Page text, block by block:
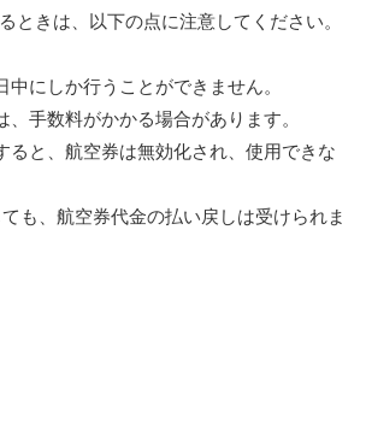
ときは、以下の点に注意してください。
にしか行うことができません。
手数料がかかる場合があります。
ると、航空券は無効化され、使用できな
も、航空券代金の払い戻しは受けられま